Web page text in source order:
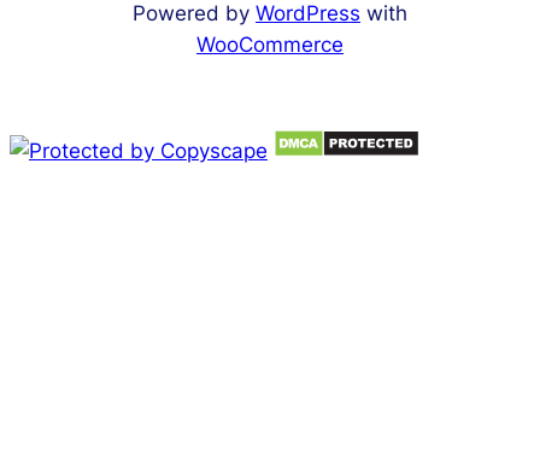
Powered by WordPress with
WooCommerce